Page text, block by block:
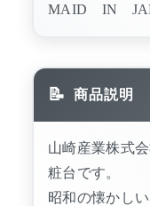
MAID IN
商品説明
山崎産業株式
粧台です。
昭和の懐かし